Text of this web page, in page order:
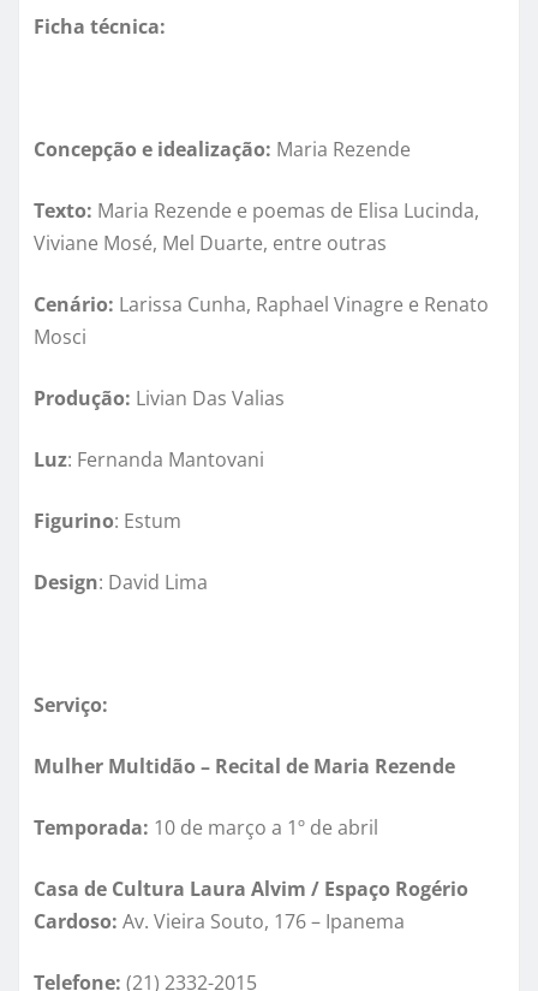
Ficha técnica:
Concepção e idealização: Maria Rezende
Texto: Maria Rezende e poemas de Elisa Lucinda,
Viviane Mosé, Mel Duarte, entre outras
Cenário: Larissa Cunha, Raphael Vinagre e Renato
Mosci
Produção: Livian Das Valias
Luz: Fernanda Mantovani
Figurino: Estum
Design: David Lima
Serviço:
Mulher Multidão – Recital de Maria Rezende
Temporada: 10 de março a 1º de abril
Casa de Cultura Laura Alvim / Espaço Rogério
Cardoso: Av. Vieira Souto, 176 – Ipanema
Telefone: (21) 2332-2015